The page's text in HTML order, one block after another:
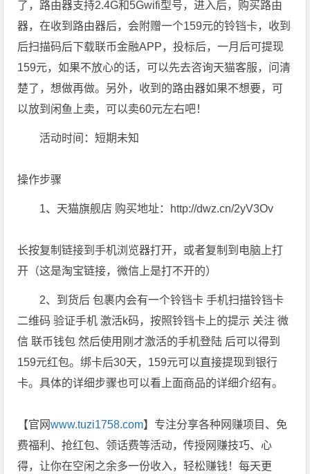
了，路由器支持2.4G和5Gwifi型号，进入后，购买路由
器，在收到路由器后，会附赠一个159元的铃铛卡，收到
后扫描码后下载联币金融APP，投标后，一月后可提现
159元，如果不放心的话，可以先去咨询天猫客服，问清
楚了，想做再做。另外，收到的路由器如果不想要，可
以放到闲鱼上卖，可以卖60元左右吧！
活动时间：短期未知
操作步骤
1、天猫旗舰店 购买地址：http://dwz.cn/2yV3Ov
长按复制链接到手机浏览器打开，或者复制到电脑上打
开（这是淘宝链接，微信上是打不开的）
2、到货后 包裹内会有一个铃铛卡 手机扫描铃铛卡
二维码 验证手机 激活k码，按照铃铛卡上的提示 关注 微
信 联币钱包 然后使用刚才激活的手机登陆 后可以得到
159元红包。绑卡后30天，159元可以直接提现到银行
卡。具体的详细步骤也可以看上面商品的详细介绍有。
【官网www.tuzi1758.com】专注分享各种网赚项目、免
费福利、抢红包、领话费等活动，传授网赚技巧、心
得，让你在空闲之余多一份收入，轻松赚钱！每天更